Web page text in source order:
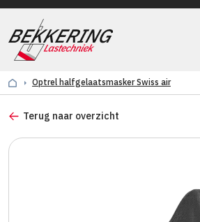
Optrel halfgelaatsmasker Swiss air
Terug naar overzicht